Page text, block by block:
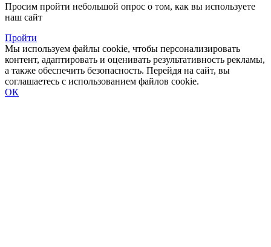
Просим пройти небольшой опрос о том, как вы используете
наш сайт
Пройти
Мы используем файлы cookie, чтобы персонализировать
контент, адаптировать и оценивать результативность рекламы,
а также обеспечить безопасность. Перейдя на сайт, вы
соглашаетесь с использованием файлов cookie.
ОК